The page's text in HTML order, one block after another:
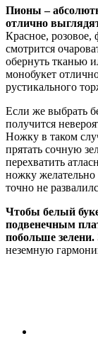
Пионы –
отлично
Красное, розовое,
смотрится
обернуть тканью
монобукет
рустикального
Если же выбрать
получится
Ножку в таком
прятать сочную
перехватить
ножку желательно
точно не
Чтобы белый
подвенечным
побольше зелени.
неземную